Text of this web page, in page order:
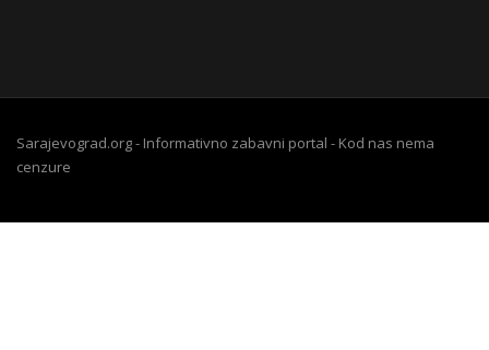
Sarajevograd.org - Informativno zabavni portal - Kod nas nema
cenzure